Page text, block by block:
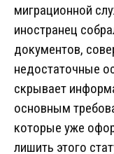
миграционной
иностранец
документов,
недостаточные
скрывает
основным
которые уже
лишить этого